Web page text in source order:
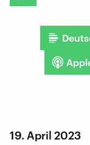
19. April 2023